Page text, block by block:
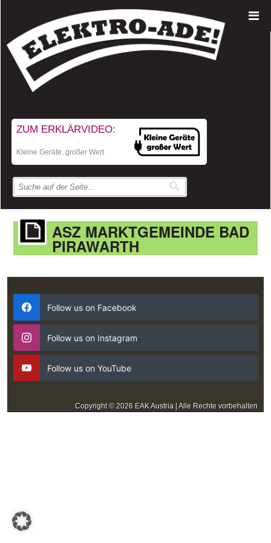
ZUM ERKLÄRVIDEO:
Kleine Geräte, großer Wert
ASZ MARKTGEMEINDE BAD
PIRAWARTH
Follow us on Facebook
Follow us on Instagram
Follow us on YouTube
Copyright © 2026 EAK Austria | Alle Rechte vorbehalten